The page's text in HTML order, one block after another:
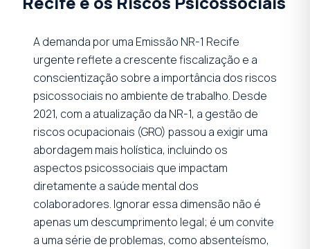
A demanda por uma Emissão NR-1 Recife
urgente reflete a crescente fiscalização e a
conscientização sobre a importância dos riscos
psicossociais no ambiente de trabalho. Desde
2021, com a atualização da NR-1, a gestão de
riscos ocupacionais (GRO) passou a exigir uma
abordagem mais holística, incluindo os
aspectos psicossociais que impactam
diretamente a saúde mental dos
colaboradores. Ignorar essa dimensão não é
apenas um descumprimento legal; é um convite
a uma série de problemas, como absenteísmo,